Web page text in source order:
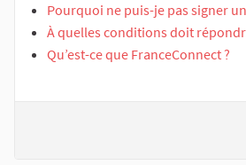
Pourquoi ne puis-je pas signer
À quelles conditions doit
Qu’est-ce que FranceConnect ?